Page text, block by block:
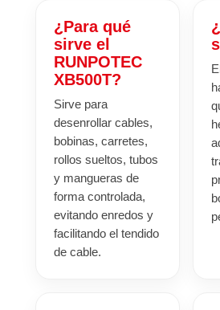
¿Para qué
sirve el
RUNPOTEC
XB500T?
Sirve para
desenrollar cables,
bobinas, carretes,
rollos sueltos, tubos
y mangueras de
forma controlada,
evitando enredos y
facilitando el tendido
de cable.